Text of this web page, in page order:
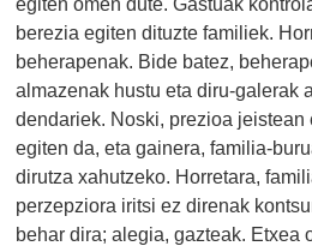
berezia egiten dituzte familiek.
beherapenak. Bide batez,
almazenak hustu eta diru-galerak
dendariek. Noski, prezioa jeistean
egiten da, eta gainera, familia-
dirutza xahutzeko. Horretara,
perzepziora iritsi ez direnak
behar dira; alegia, gazteak. Etxea